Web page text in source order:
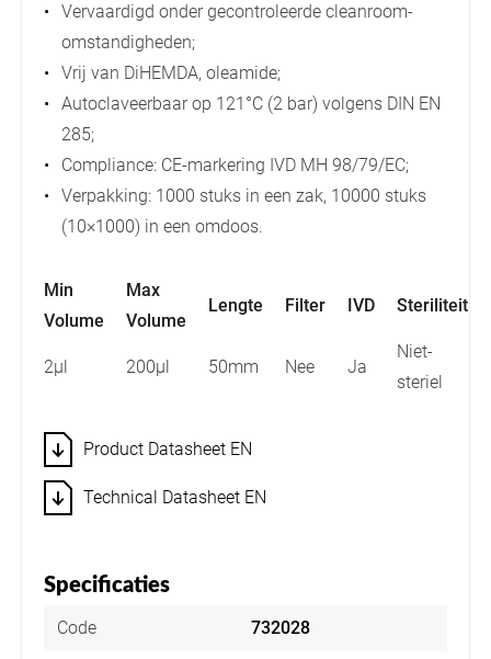
Vervaardigd onder gecontroleerde cleanroom-
omstandigheden;
Vrij van DiHEMDA, oleamide;
Autoclaveerbaar op 121°C (2 bar) volgens DIN EN
285;
Compliance: CE-markering IVD MH 98/79/EC;
Verpakking: 1000 stuks in een zak, 10000 stuks
(10×1000) in een omdoos.
Min
Volume
Max
Volume
Lengte Filter IVD Steriliteit
2µl 200µl 50mm Nee Ja
Niet-
steriel
Product Datasheet EN
Technical Datasheet EN
Specificaties
Code 732028